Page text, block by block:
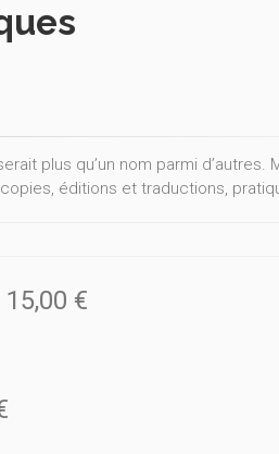
plus qu’un nom parmi d’autres.
éditions et traductions,
15,00 €